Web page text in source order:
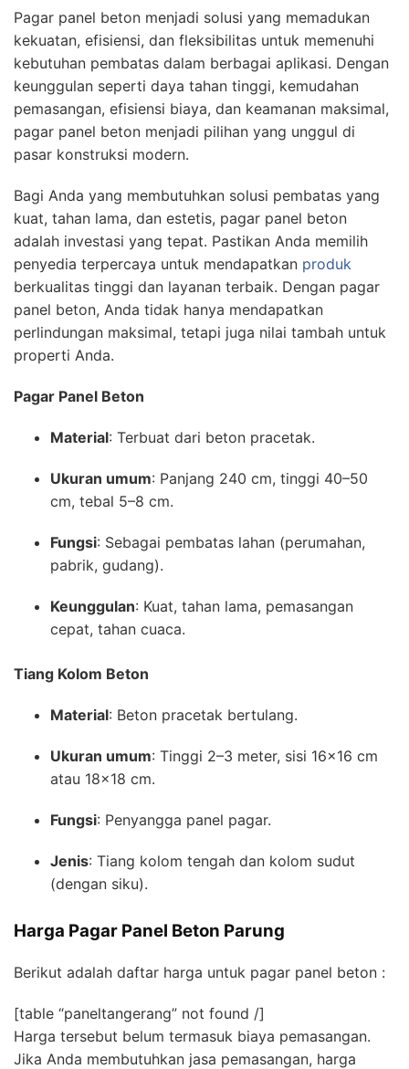
Pagar panel beton menjadi solusi yang memadukan
kekuatan, efisiensi, dan fleksibilitas untuk memenuhi
kebutuhan pembatas dalam berbagai aplikasi. Dengan
keunggulan seperti daya tahan tinggi, kemudahan
pemasangan, efisiensi biaya, dan keamanan maksimal,
pagar panel beton menjadi pilihan yang unggul di
pasar konstruksi modern.
Bagi Anda yang membutuhkan solusi pembatas yang
kuat, tahan lama, dan estetis, pagar panel beton
adalah investasi yang tepat. Pastikan Anda memilih
penyedia terpercaya untuk mendapatkan produk
berkualitas tinggi dan layanan terbaik. Dengan pagar
panel beton, Anda tidak hanya mendapatkan
perlindungan maksimal, tetapi juga nilai tambah untuk
properti Anda.
Pagar Panel Beton
Material: Terbuat dari beton pracetak.
Ukuran umum: Panjang 240 cm, tinggi 40–50
cm, tebal 5–8 cm.
Fungsi: Sebagai pembatas lahan (perumahan,
pabrik, gudang).
Keunggulan: Kuat, tahan lama, pemasangan
cepat, tahan cuaca.
Tiang Kolom Beton
Material: Beton pracetak bertulang.
Ukuran umum: Tinggi 2–3 meter, sisi 16×16 cm
atau 18×18 cm.
Fungsi: Penyangga panel pagar.
Jenis: Tiang kolom tengah dan kolom sudut
(dengan siku).
Harga Pagar Panel Beton Parung
Berikut adalah daftar harga untuk pagar panel beton :
[table “paneltangerang” not found /]
Harga tersebut belum termasuk biaya pemasangan.
Jika Anda membutuhkan jasa pemasangan, harga